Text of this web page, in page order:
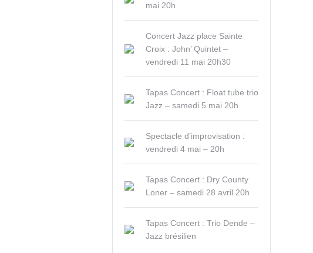
mai 20h
Concert Jazz place Sainte
Croix : John’ Quintet –
vendredi 11 mai 20h30
Tapas Concert : Float tube trio
Jazz – samedi 5 mai 20h
Spectacle d’improvisation :
vendredi 4 mai – 20h
Tapas Concert : Dry County
Loner – samedi 28 avril 20h
Tapas Concert : Trio Dende –
Jazz brésilien